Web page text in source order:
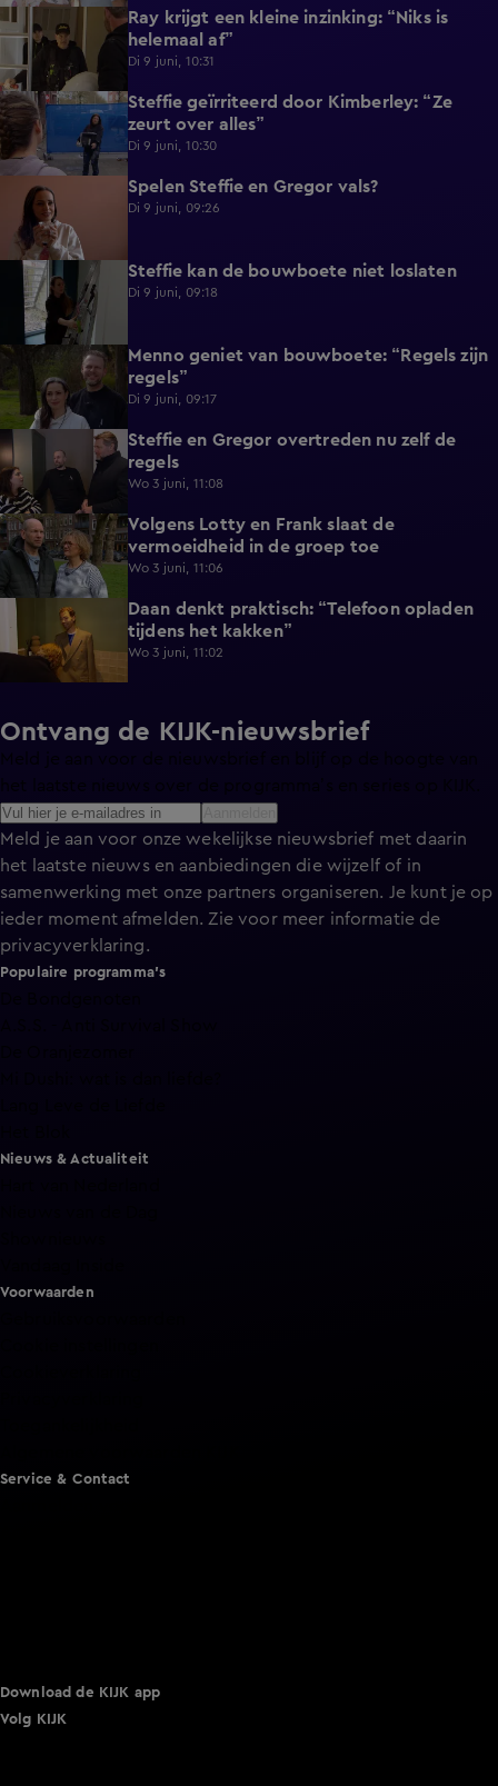
0:46
Ray krijgt een kleine inzinking: “Niks is
helemaal af”
Di 9 juni, 10:31
1:09
Steffie geïrriteerd door Kimberley: “Ze
zeurt over alles”
Di 9 juni, 10:30
0:48 Spelen Steffie en Gregor vals?
Di 9 juni, 09:26
0:55 Steffie kan de bouwboete niet loslaten
Di 9 juni, 09:18
Menno geniet van bouwboete: “Regels zijn
regels”
Di 9 juni, 09:17
1:13
Steffie en Gregor overtreden nu zelf de
regels
Wo 3 juni, 11:08
0:40
Volgens Lotty en Frank slaat de
vermoeidheid in de groep toe
Wo 3 juni, 11:06
0:49
Daan denkt praktisch: “Telefoon opladen
tijdens het kakken”
Wo 3 juni, 11:02
Ontvang de KIJK-nieuwsbrief
Meld je aan voor onze wekelijkse nieuwsbrief met daarin
het laatste nieuws en aanbiedingen die wijzelf of in
samenwerking met onze partners organiseren. Je kunt je op
ieder moment afmelden. Zie voor meer informatie de
privacyverklaring.
Populaire programma's
Nieuws & Actualiteit
Voorwaarden
Service & Contact
Download de KIJK app
Volg KIJK